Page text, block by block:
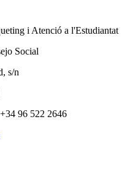
i Atenció a l'Estudiantat
Social
s/n
96 522 2646